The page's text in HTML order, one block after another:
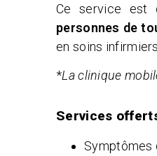
Ce service est
personnes de
en soins
*La clinique
Services
Symptômes